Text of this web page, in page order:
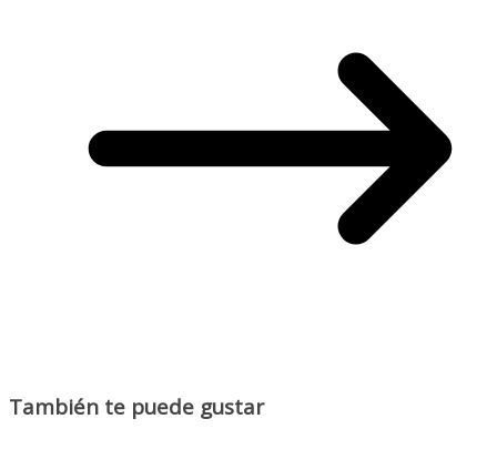
También te puede gustar